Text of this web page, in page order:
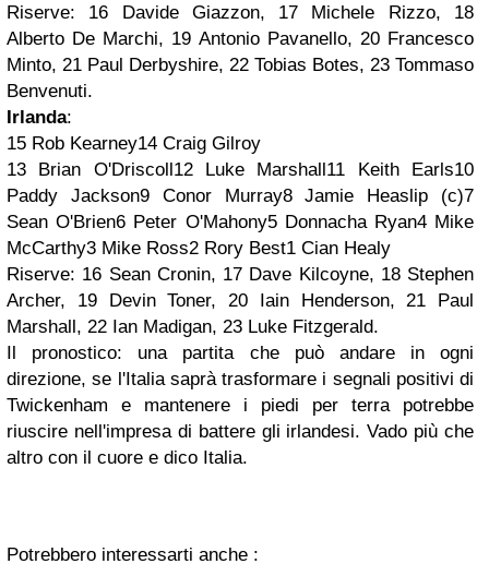
Riserve: 16 Davide Giazzon, 17 Michele Rizzo, 18
Alberto De Marchi, 19 Antonio Pavanello, 20 Francesco
Minto, 21 Paul Derbyshire, 22 Tobias Botes, 23 Tommaso
Benvenuti.
Irlanda:
15 Rob Kearney14 Craig Gilroy
13 Brian O'Driscoll12 Luke Marshall11 Keith Earls10
Paddy Jackson9 Conor Murray8 Jamie Heaslip (c)7
Sean O'Brien6 Peter O'Mahony5 Donnacha Ryan4 Mike
McCarthy3 Mike Ross2 Rory Best1 Cian Healy
Riserve: 16 Sean Cronin, 17 Dave Kilcoyne, 18 Stephen
Archer, 19 Devin Toner, 20 Iain Henderson, 21 Paul
Marshall, 22 Ian Madigan, 23 Luke Fitzgerald.
Il pronostico: una partita che può andare in ogni
direzione, se l'Italia saprà trasformare i segnali positivi di
Twickenham e mantenere i piedi per terra potrebbe
riuscire nell'impresa di battere gli irlandesi. Vado più che
altro con il cuore e dico Italia.
Potrebbero interessarti anche :